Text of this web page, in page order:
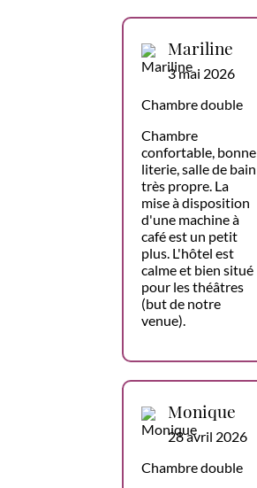
Mariline
3 mai 2026
Chambre double
Chambre
confortable, bonne
literie, salle de bain
très propre. La
mise à disposition
d'une machine à
café est un petit
plus. L'hôtel est
calme et bien situé
pour les théâtres
(but de notre
venue).
Monique
28 avril 2026
Chambre double